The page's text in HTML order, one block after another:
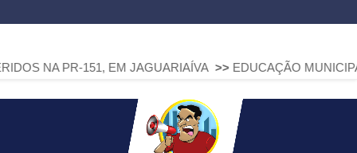
151, EM JAGUARIAÍVA >> EDUCAÇÃO MUNICIPAL DE